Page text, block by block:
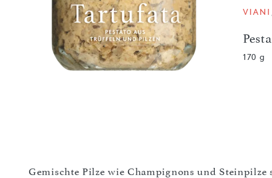
VIANI
170 g
Gemischte Pilze wie Champignons und